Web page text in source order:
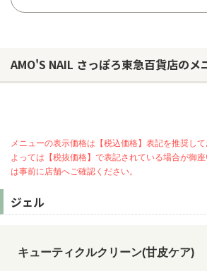
お問い合わせ
AMO'S NAIL さっぽろ東急百貨店のメ
メニューの表示価格は【税込価格】表記を推奨し
よっては【税抜価格】で表記されている場合が御
は事前に店舗へご確認ください。
ジェル
キューティクルクリーン(甘皮ケア)